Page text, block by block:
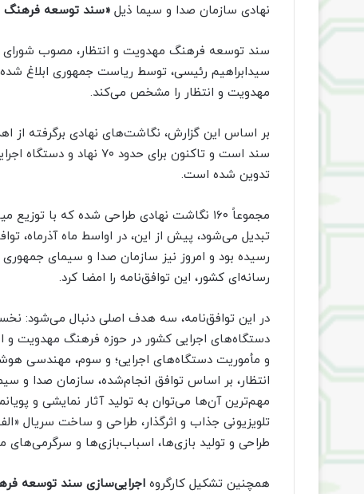
نهادی سازمان صدا و سیما ذیل «سند توسعه فرهنگ
سند توسعه فرهنگ مهدویت و انتظار، مصوب شورای
سیدابراهیم رئیسی، توسط ریاست جمهوری ابلاغ
مهدویت و انتظار را مشخص می‌کند.
بر اساس این گزارش، نگاشت‌های نهادی برگرفته از
سند است و تاکنون برای
تدوین شده است.
تبدیل می‌شود، پیش از این، در اواسط ماه آذرماه،
رسیده بود و امروز نیز سازمان صدا و سیمای
رسانه‌ای کشور، این توافق‌نامه را امضا کرد.
در این توافق‌نامه، سه هدف اصلی دنبال می‌شود:
دستگاه‌های اجرایی کشور در حوزه فرهنگ مهدویت و
و مأموریت دستگاه‌های اجرایی؛ و سوم، مهندسی
مهم‌ترین آن‌ها می‌توان به تولید آثار نمایشی و
تلویزیونی جذاب و اثرگذار، طراحی و ساخت سریال
طراحی و تولید بازی‌ها، اسباب‌بازی‌ها و سرگرمی‌های
همچنین تشکیل کارگروه اجرایی‌سازی سند توسعه